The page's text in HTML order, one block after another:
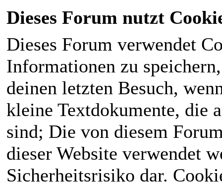
Dieses Forum nutzt
Dieses Forum verwendet
Informationen zu
deinen letzten Besuch,
kleine Textdokumente, die
sind; Die von diesem
dieser Website verwendet
Sicherheitsrisiko dar.